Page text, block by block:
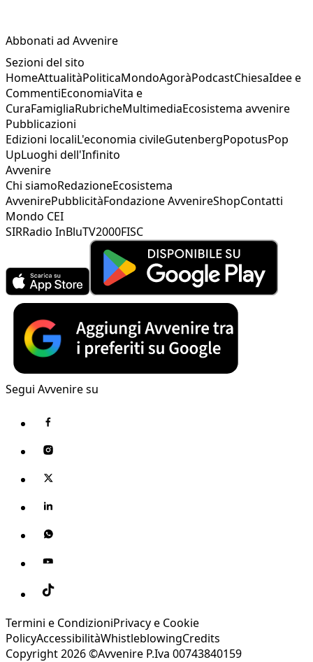
Abbonati ad Avvenire
Sezioni del sito
HomeAttualitàPoliticaMondoAgoràPodcastChiesaIdee e
CommentiEconomiaVita e
CuraFamigliaRubricheMultimediaEcosistema avvenire
Pubblicazioni
Edizioni localiL'economia civileGutenbergPopotusPop
UpLuoghi dell'Infinito
Avvenire
Chi siamoRedazioneEcosistema
AvvenirePubblicitàFondazione AvvenireShopContatti
Mondo CEI
SIRRadio InBluTV2000FISC
Segui Avvenire su
Termini e CondizioniPrivacy e Cookie
PolicyAccessibilitàWhistleblowingCredits
Copyright 2026 ©Avvenire P.Iva 00743840159